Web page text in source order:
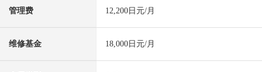
管理费 12,200日元/月
维修基金 18,000日元/月